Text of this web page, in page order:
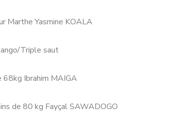
Marthe Yasmine KOALA
Triple saut
Ibrahim MAIGA
de 80 kg Fayçal SAWADOGO